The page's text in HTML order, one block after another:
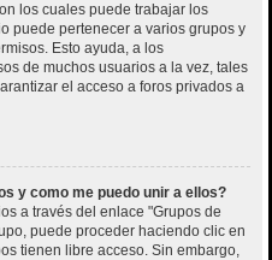
los cuales puede trabajar los
puede pertenecer a varios grupos y
Esto ayuda, a los
de muchos usuarios a la vez, tales
el acceso a foros privados a
y como me puedo unir a ellos?
a través del enlace "Grupos de
puede proceder haciendo clic en
tienen libre acceso. Sin embargo,